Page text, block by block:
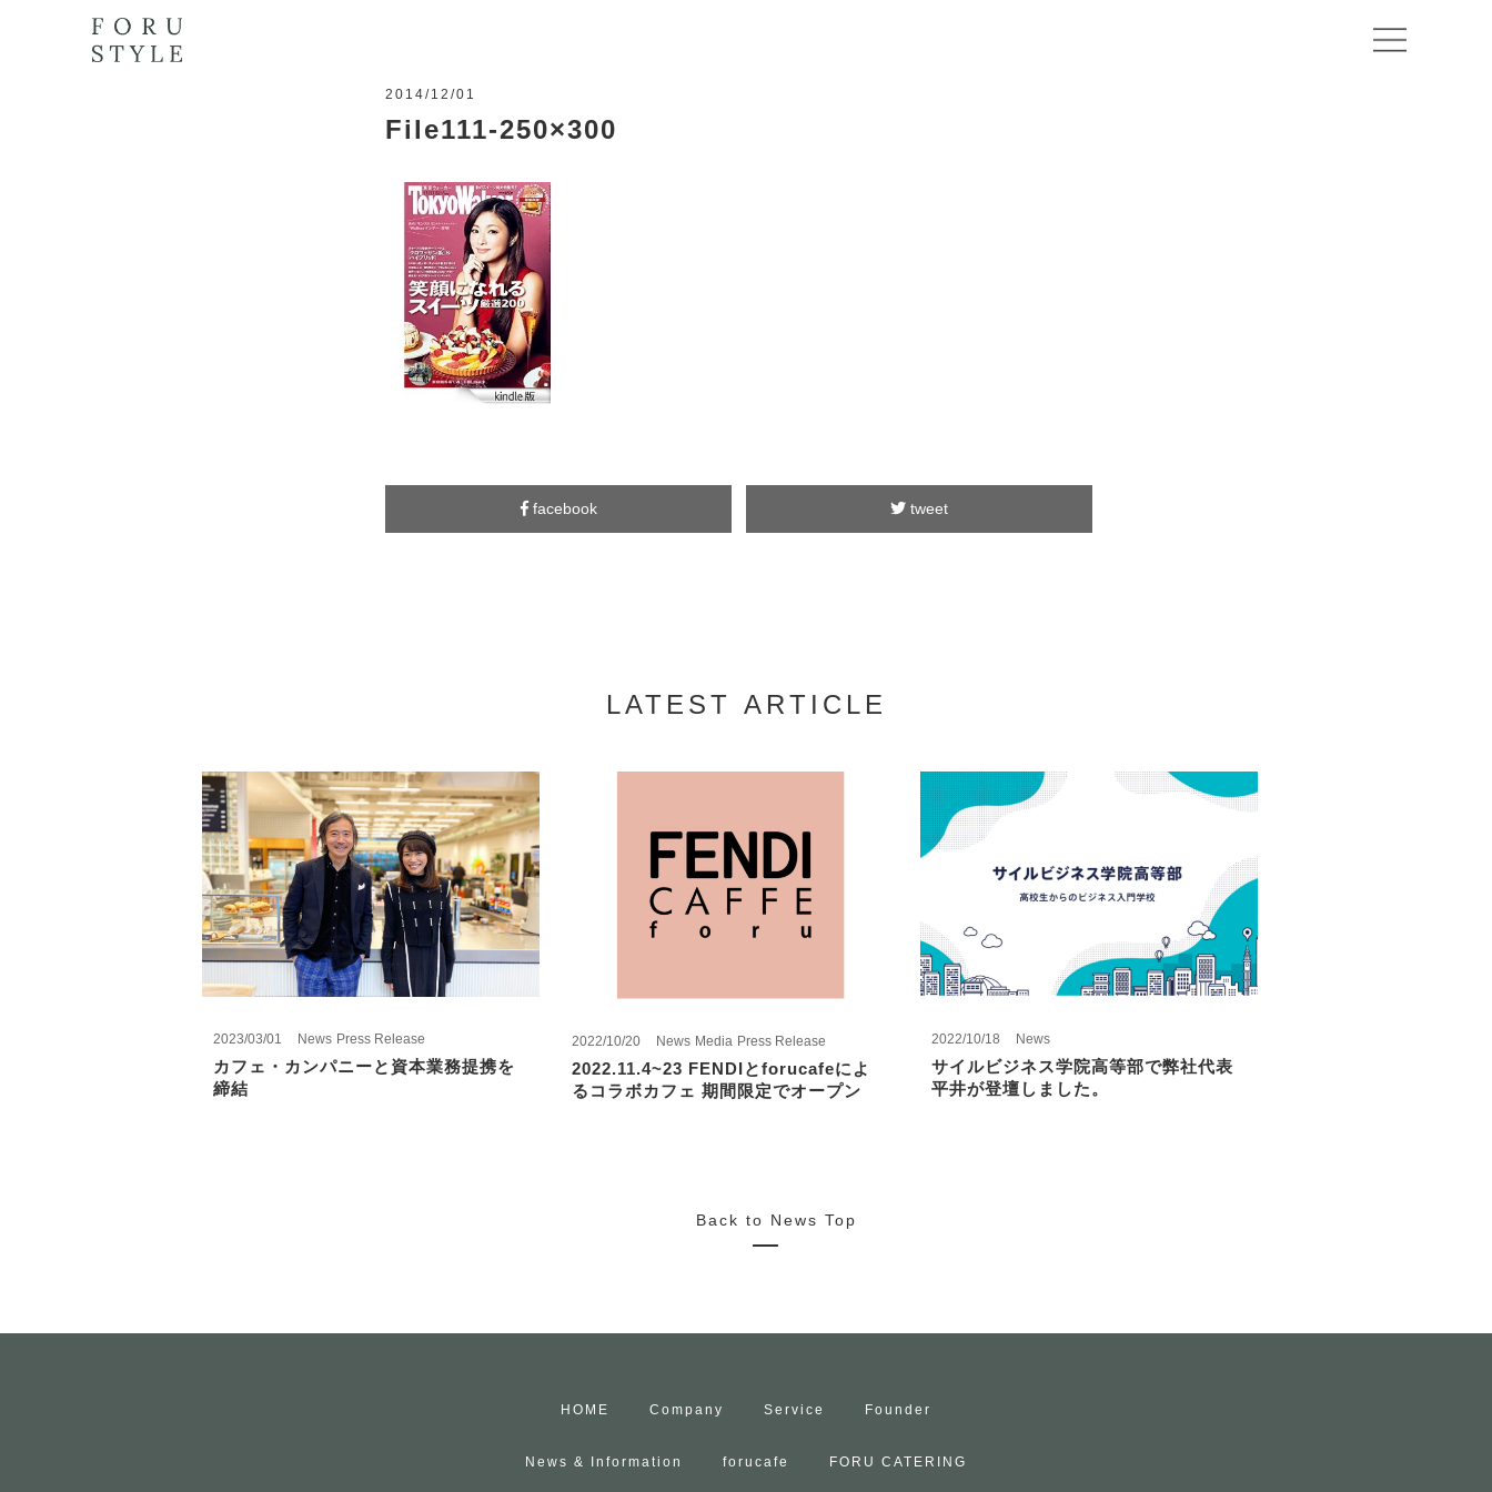
2014/12/01
File111-250×300
facebook tweet
LATEST ARTICLE
2023/03/01 News Press Release
カフェ・カンパニーと資本業務提携を
締結
2022/10/20 News Media Press Release
2022.11.4~23 FENDIとforucafeによ
るコラボカフェ 期間限定でオープン
2022/10/18 News
サイルビジネス学院高等部で弊社代表
平井が登壇しました。
Back to News Top
HOME Company Service Founder
News & Information forucafe FORU CATERING